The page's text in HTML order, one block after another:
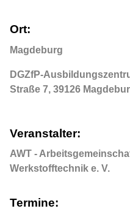
Ort:
Magdeburg
DGZfP-
Straße 7, 39126
Veranstalter:
AWT -
Werkstofftechnik e. V.
Termine: